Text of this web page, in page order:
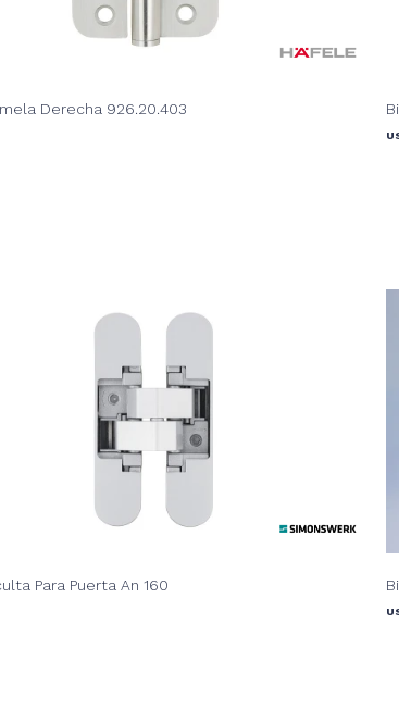
Derecha 926.20.403
Para Puerta An 160